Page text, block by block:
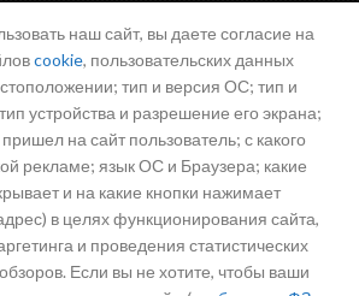
Письмо директору
наш сайт, вы даете согласие на
cookie, пользовательских данных
тип и версия ОС; тип и
устройства и разрешение его экрана;
пришел на сайт пользователь; с какого
рекламе; язык ОС и Браузера; какие
и на какие кнопки нажимает
в целях функционирования сайта,
и проведения статистических
Если вы не хотите, чтобы ваши